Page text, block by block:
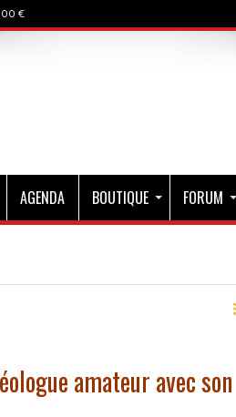
€
AGENDA BOUTIQUE FORUM
amateur avec son